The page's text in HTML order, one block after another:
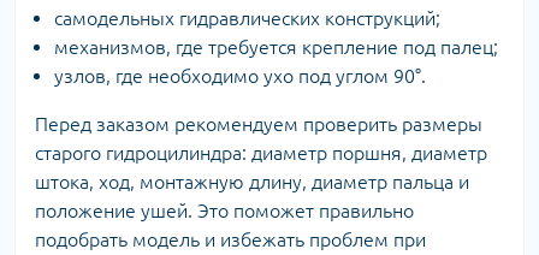
самодельных гидравлических конструкций;
механизмов, где требуется крепление под палец;
узлов, где необходимо ухо под углом 90°.
Перед заказом рекомендуем проверить размеры
старого гидроцилиндра: диаметр поршня, диаметр
штока, ход, монтажную длину, диаметр пальца и
положение ушей. Это поможет правильно
подобрать модель и избежать проблем при